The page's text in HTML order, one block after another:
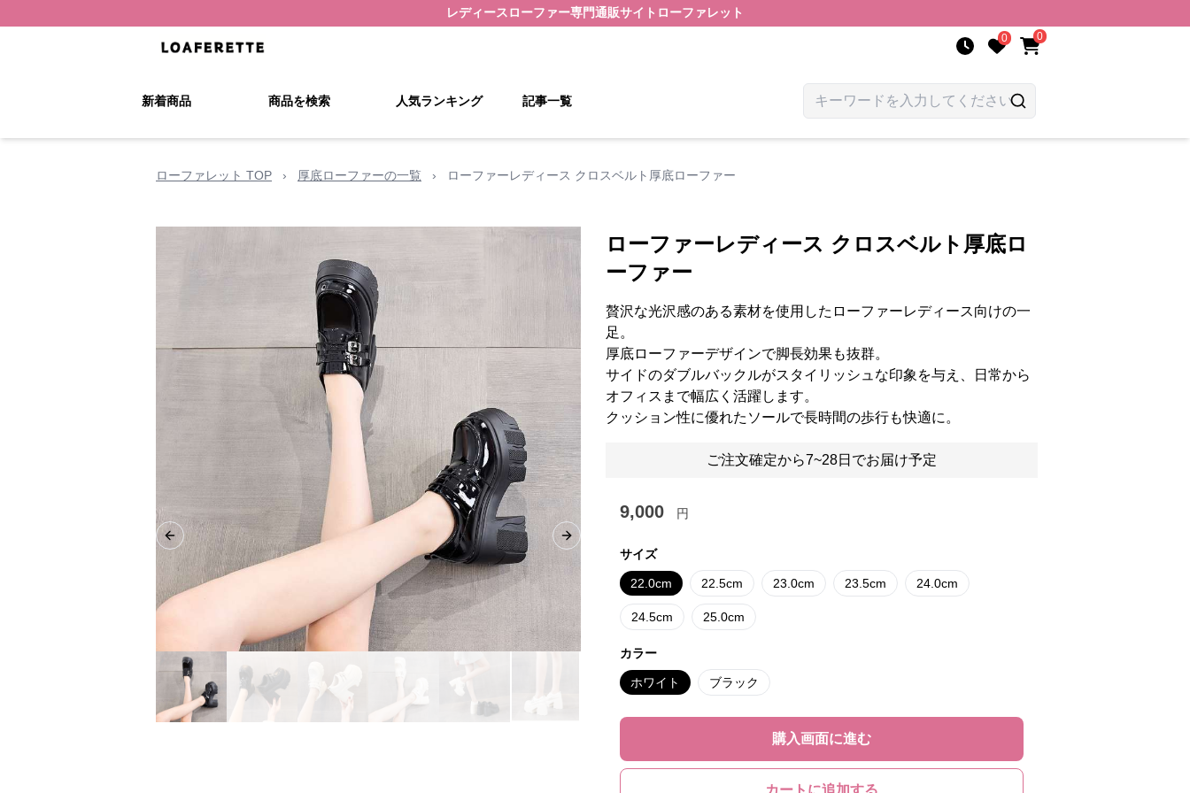
レディースローファー専門通販サイト ローファレット
0 0
新着商品 商品を検索 人気ランキング 記事一覧
ローファレット TOP › 厚底ローファーの一覧 › ローファーレディース クロスベルト厚底ローファー
Previous slide Next slide
ローファーレディース クロスベルト厚底ロ
ーファー
贅沢な光沢感のある素材を使用したローファーレディース向けの一
足。
厚底ローファーデザインで脚長効果も抜群。
サイドのダブルバックルがスタイリッシュな印象を与え、日常から
オフィスまで幅広く活躍します。
クッション性に優れたソールで長時間の歩行も快適に。
ご注文確定から7~28日でお届け予定
9,000 円
サイズ
22.0cm 22.5cm 23.0cm 23.5cm 24.0cm
24.5cm 25.0cm
カラー
ホワイト ブラック
購入画面に進む
カートに追加する